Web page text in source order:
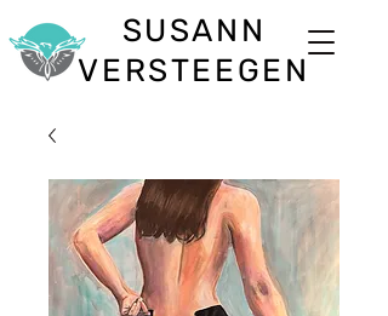
SUSANN
VERSTEEGEN